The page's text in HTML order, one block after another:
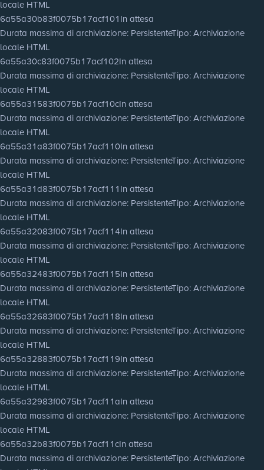
locale HTML
6a55a30b83f0075b17acf101In attesa
Durata massima di archiviazione: PersistenteTipo: Archiviazione
locale HTML
6a55a30c83f0075b17acf102In attesa
Durata massima di archiviazione: PersistenteTipo: Archiviazione
locale HTML
6a55a31583f0075b17acf10cIn attesa
Durata massima di archiviazione: PersistenteTipo: Archiviazione
locale HTML
6a55a31a83f0075b17acf110In attesa
Durata massima di archiviazione: PersistenteTipo: Archiviazione
locale HTML
6a55a31d83f0075b17acf111In attesa
Durata massima di archiviazione: PersistenteTipo: Archiviazione
locale HTML
6a55a32083f0075b17acf114In attesa
Durata massima di archiviazione: PersistenteTipo: Archiviazione
locale HTML
6a55a32483f0075b17acf115In attesa
Durata massima di archiviazione: PersistenteTipo: Archiviazione
locale HTML
6a55a32683f0075b17acf118In attesa
Durata massima di archiviazione: PersistenteTipo: Archiviazione
locale HTML
6a55a32883f0075b17acf119In attesa
Durata massima di archiviazione: PersistenteTipo: Archiviazione
locale HTML
6a55a32983f0075b17acf11aIn attesa
Durata massima di archiviazione: PersistenteTipo: Archiviazione
locale HTML
6a55a32b83f0075b17acf11cIn attesa
Durata massima di archiviazione: PersistenteTipo: Archiviazione